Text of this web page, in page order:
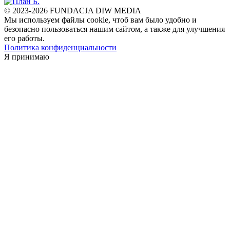
© 2023-2026 FUNDACJA DIW MEDIA
Мы используем файлы cookie, чтоб вам было удобно и
безопасно пользоваться нашим сайтом, а также для улучшения
его работы.
Политика конфиденциальности
Я принимаю